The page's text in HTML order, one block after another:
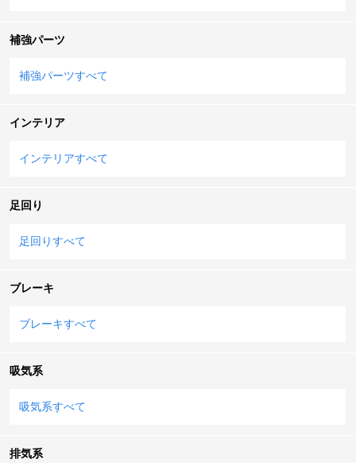
補強パーツ
補強パーツすべて
インテリア
インテリアすべて
足回り
足回りすべて
ブレーキ
ブレーキすべて
吸気系
吸気系すべて
排気系